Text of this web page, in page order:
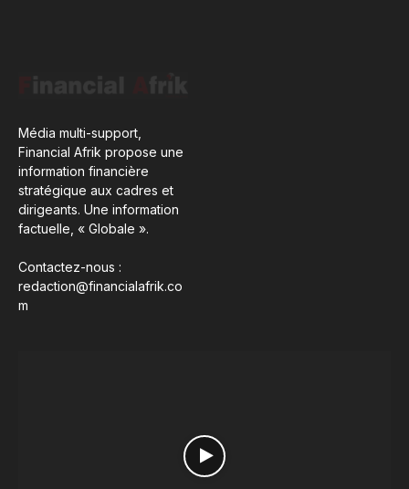
Média multi-support,
Financial Afrik propose une
information financière
stratégique aux cadres et
dirigeants. Une information
factuelle, « Globale ».
Contactez-nous :
redaction@financialafrik.co
m